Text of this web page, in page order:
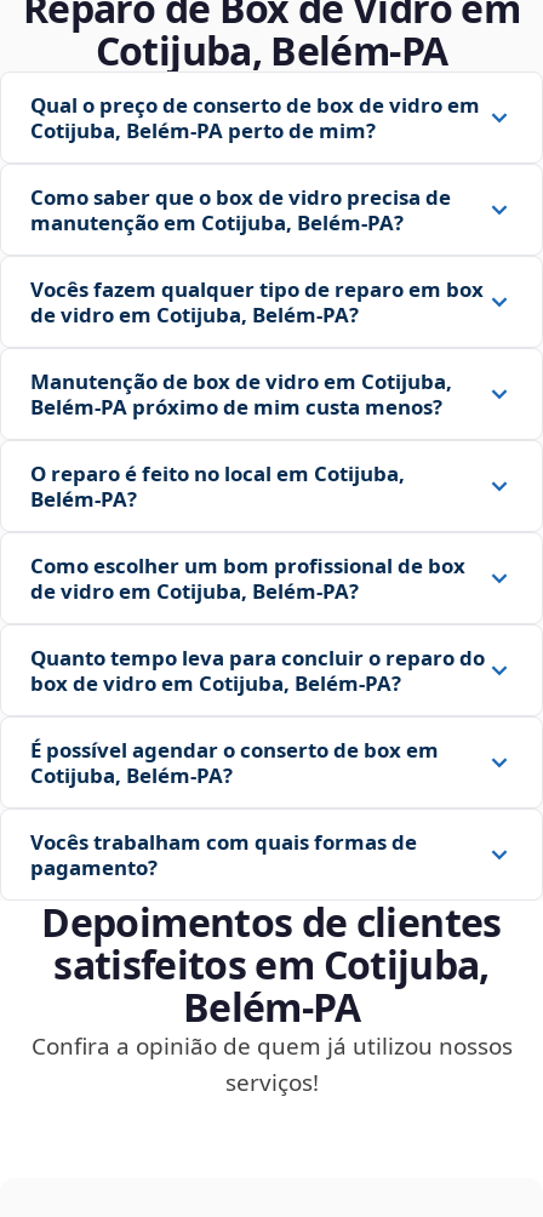
Cotijuba, Belém‑PA
Qual o preço de conserto de box de vidro em
Cotijuba, Belém‑PA perto de mim?
Como saber que o box de vidro precisa de
manutenção em Cotijuba, Belém‑PA?
Vocês fazem qualquer tipo de reparo em box
de vidro em Cotijuba, Belém‑PA?
Manutenção de box de vidro em Cotijuba,
Belém‑PA próximo de mim custa menos?
O reparo é feito no local em Cotijuba,
Belém‑PA?
Como escolher um bom profissional de box
de vidro em Cotijuba, Belém‑PA?
Quanto tempo leva para concluir o reparo do
box de vidro em Cotijuba, Belém‑PA?
É possível agendar o conserto de box em
Cotijuba, Belém‑PA?
Vocês trabalham com quais formas de
pagamento?
Depoimentos de clientes
satisfeitos em Cotijuba,
Belém‑PA
Confira a opinião de quem já utilizou nossos
serviços!